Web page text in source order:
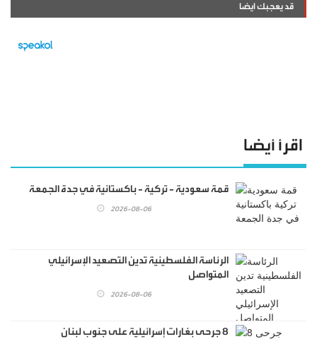
قد يعجبك ايضا
اقرأ أيضا
قمة سعودية - تركية - باكستانية في جدة الجمعة
2026-08-06
الرئاسة الفلسطينية تدين التصعيد الإسرائيلي
المتواصل
2026-08-06
8 جرحى بغارات إسرائيلية على جنوب لبنان